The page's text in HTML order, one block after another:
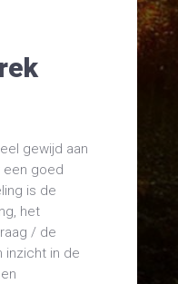
gewijd aan
een goed
is de
het
/ de
inzicht in de